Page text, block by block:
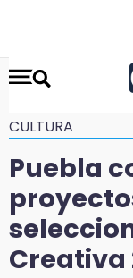
CULTURA
Puebla
Creativa